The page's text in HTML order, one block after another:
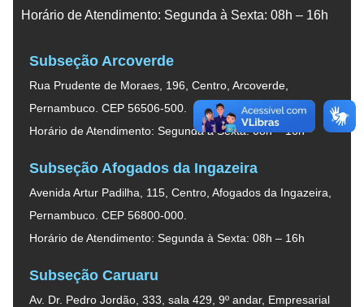
Horário de Atendimento: Segunda à Sexta: 08h – 16h
Subseção Arcoverde
Rua Prudente de Moraes, 196, Centro, Arcoverde,
Pernambuco. CEP 56506-500.
Horário de Atendimento: Segunda à Sexta: 08h – 16h
Subseção Afogados da Ingazeira
Avenida Artur Padilha, 115, Centro, Afogados da Ingazeira,
Pernambuco. CEP 56800-000.
Horário de Atendimento: Segunda à Sexta: 08h – 16h
Subseção Caruaru
Av. Dr. Pedro Jordão, 333, sala 429, 9º andar, Empresarial